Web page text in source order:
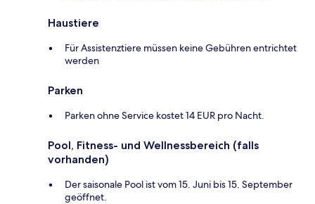
Haustiere
Für Assistenztiere müssen keine Gebühren entrichtet
werden
Parken
Parken ohne Service kostet 14 EUR pro Nacht.
Pool, Fitness- und Wellnessbereich (falls
vorhanden)
Der saisonale Pool ist vom 15. Juni bis 15. September
geöffnet.